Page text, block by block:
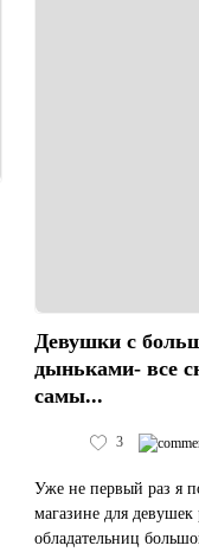
Девушки с
дыньками- все
самы...
3
Уже не первый раз я
магазине для девушек
обладательниц